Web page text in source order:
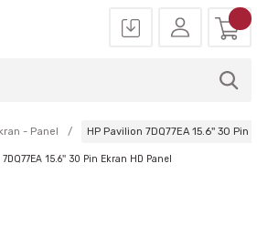
- Panel HP Pavilion 7DQ77EA 15.6'' 30 Pin